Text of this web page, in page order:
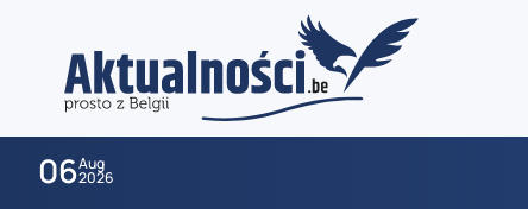
06Aug
2026